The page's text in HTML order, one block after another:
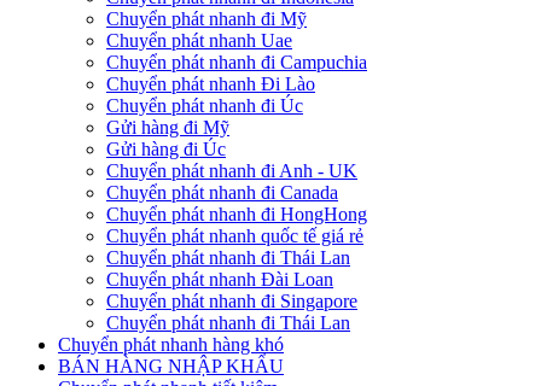
Chuyển phát nhanh đi Mỹ
Chuyển phát nhanh Uae
Chuyển phát nhanh đi Campuchia
Chuyển phát nhanh Đi Lào
Chuyển phát nhanh đi Úc
Gửi hàng đi Mỹ
Gửi hàng đi Úc
Chuyển phát nhanh đi Anh - UK
Chuyển phát nhanh đi Canada
Chuyển phát nhanh đi HongHong
Chuyển phát nhanh quốc tế giá rẻ
Chuyển phát nhanh đi Thái Lan
Chuyển phát nhanh Đài Loan
Chuyển phát nhanh đi Singapore
Chuyển phát nhanh đi Thái Lan
Chuyển phát nhanh hàng khó
BÁN HÀNG NHẬP KHẨU